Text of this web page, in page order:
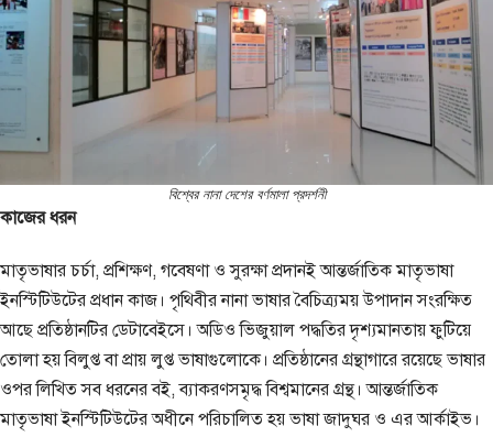
বিশ্বের নানা দেশের ব‍র্ণমালা প্রদ‍র্শনী
কাজের ধরন
মাতৃভাষার চর্চা, প্রশিক্ষণ, গবেষণা ও সুরক্ষা প্রদানই আন্তর্জাতিক মাতৃভাষা
ইনস্টিটিউটের প্রধান কাজ। পৃথিবীর নানা ভাষার বৈচিত্র্যময় উপাদান সংরক্ষিত
আছে প্রতিষ্ঠানটির ডেটাবেইসে। অডিও ভিজুয়াল পদ্ধতির দৃশ্যমানতায় ফুটিয়ে
তোলা হয় বিলুপ্ত বা প্রায় লুপ্ত ভাষাগুলোকে। প্রতিষ্ঠানের গ্রন্থাগারে রয়েছে ভাষার
ওপর লিখিত সব ধরনের বই, ব্যাকরণসমৃদ্ধ বিশ্বমানের গ্রন্থ। আন্তর্জাতিক
মাতৃভাষা ইনস্টিটিউটের অধীনে পরিচালিত হয় ভাষা জাদুঘর ও এর আর্কাইভ।